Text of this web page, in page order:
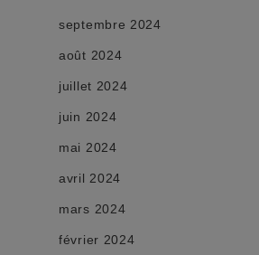
septembre 2024
août 2024
juillet 2024
juin 2024
mai 2024
avril 2024
mars 2024
février 2024